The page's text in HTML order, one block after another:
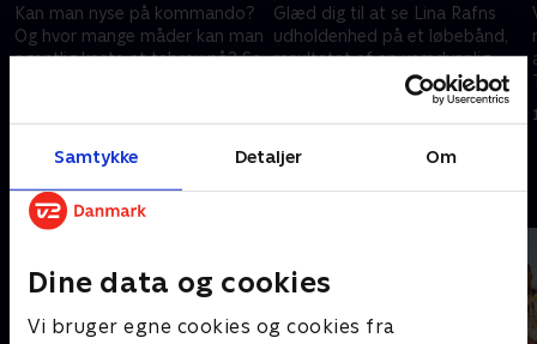
Samtykke Detaljer Om
Dine data og cookies
Vi bruger egne cookies og cookies fra
Kan man nyse på kommando?
Og hvor mange måder kan man
egentlig kaste et tebrev på? Se
opgaver.
Glæd dig til at se Lina Rafns
udholdenhed på et løbebånd,
resultatet af en usædvanlig
blindtegning, og finder Ruben
Søltoft nogensinde ud af, hvad
en snekke er?
Andre så også